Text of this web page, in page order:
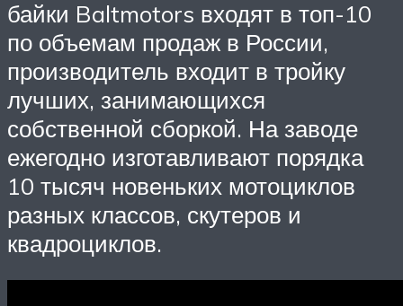
байки Baltmotors входят в топ-10
по объемам продаж в России,
производитель входит в тройку
лучших, занимающихся
собственной сборкой. На заводе
ежегодно изготавливают порядка
10 тысяч новеньких мотоциклов
разных классов, скутеров и
квадроциклов.